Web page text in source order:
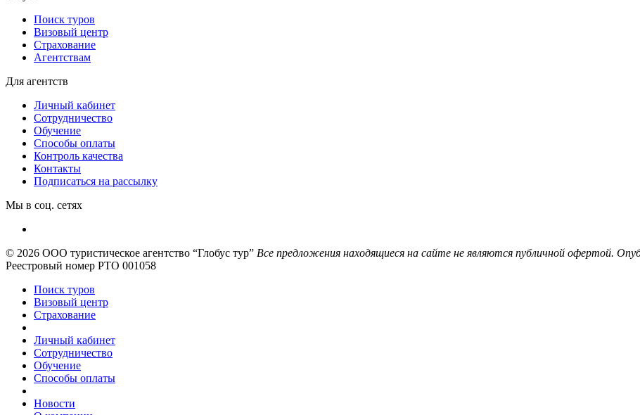
Поиск туров
Визовый центр
Страхование
Агентствам
Для агентств
Личный кабинет
Сотрудничество
Обучение
Способы оплаты
Контроль качества
Контакты
Подписаться на рассылку
Мы в соц. сетях
© 2026 ООО туристическое агентство “Глобус тур” Все предложения находящиеся на сайте не являются публичной офертой.
Реестровый номер РТО 001058
Поиск туров
Визовый центр
Страхование
Личный кабинет
Сотрудничество
Обучение
Способы оплаты
Новости